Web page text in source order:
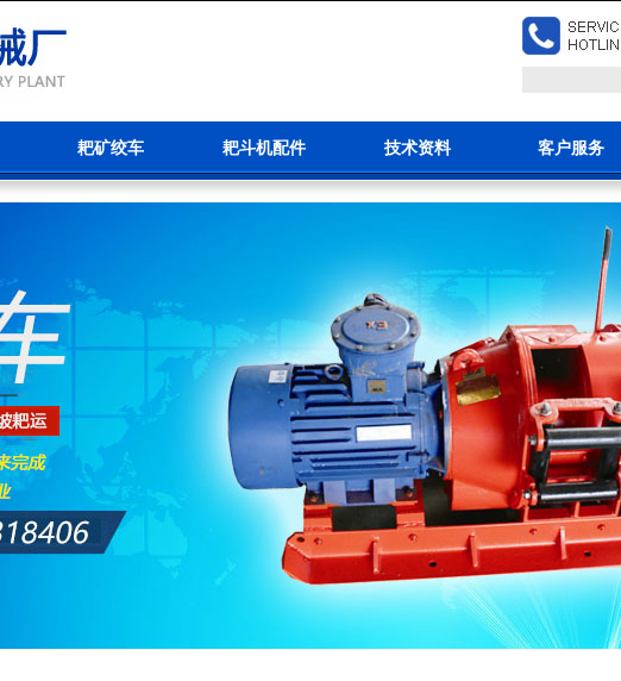
耙矿绞车 耙斗机配件 技术资料 客户服务